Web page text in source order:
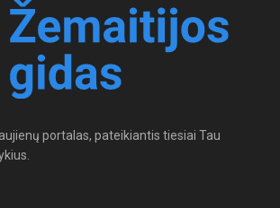
portalas, pateikiantis tiesiai Tau